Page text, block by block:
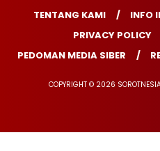
TENTANG KAMI INFO
PRIVACY POLICY
PEDOMAN MEDIA SIBER
COPYRIGHT © 2026